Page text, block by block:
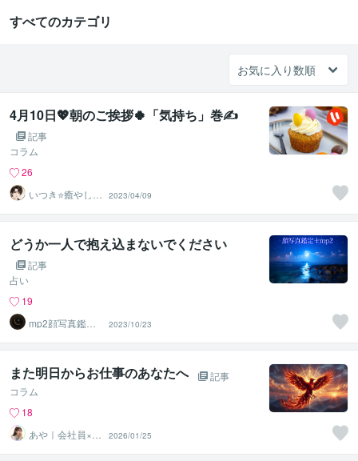
すべてのカテゴリ
4月10日💖朝のご挨拶🍀「気持ち」巻✍️
記事
コラム
26
いつき⭐️癒やし声
のお話相手
2023/04/09
どうか一人で抱え込まないでください
記事
占い
19
mp2顔写真鑑定
士ー顔写真から
人生を分析
2023/10/23
また明日からお仕事のあなたへ
記事
コラム
18
あや｜会社員×悩
み相談_二刀流メ
ガネ女子
2026/01/25